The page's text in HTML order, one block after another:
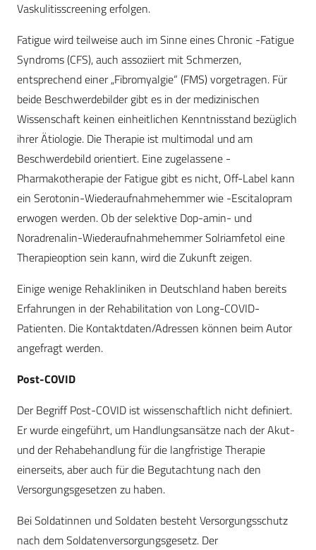
Vaskulitisscreening erfolgen.
Fatigue wird teilweise auch im Sinne eines Chronic -Fatigue
Syndroms (CFS), auch assoziiert mit Schmerzen,
entsprechend einer „Fibromyalgie“ (FMS) vorgetragen. Für
beide Beschwerdebilder gibt es in der medizinischen
Wissenschaft keinen einheitlichen Kenntnisstand bezüglich
ihrer Ätiologie. Die Therapie ist multimodal und am
Beschwerdebild orientiert. Eine zugelassene -
Pharmakotherapie der Fatigue gibt es nicht, Off-Label kann
ein Serotonin-Wiederaufnahmehemmer wie -Escitalopram
erwogen werden. Ob der selektive Dop-amin- und
Noradrenalin-Wiederaufnahmehemmer Solriamfetol eine
Therapieoption sein kann, wird die Zukunft zeigen.
Einige wenige Rehakliniken in Deutschland haben bereits
Erfahrungen in der Rehabilitation von Long-COVID-
Patienten. Die Kontaktdaten/Adressen können beim Autor
angefragt werden.
Post-COVID
Der Begriff Post-COVID ist wissenschaftlich nicht definiert.
Er wurde eingeführt, um Handlungsansätze nach der Akut-
und der Rehabehandlung für die langfristige Therapie
einerseits, aber auch für die Begutachtung nach den
Versorgungsgesetzen zu haben.
Bei Soldatinnen und Soldaten besteht Versorgungsschutz
nach dem Soldatenversorgungsgesetz. Der